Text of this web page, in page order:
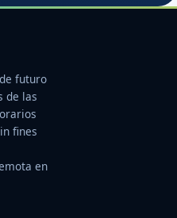
futuro
de las
fines
en